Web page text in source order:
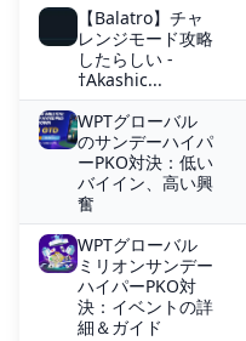
【Balatro】チャ
レンジモード攻略
したらしい -
†Akashic...
WPTグローバル
のサンデーハイパ
ーPKO対決：低い
バイイン、高い興
奮
WPTグローバル
ミリオンサンデー
ハイパーPKO対
決：イベントの詳
細＆ガイド